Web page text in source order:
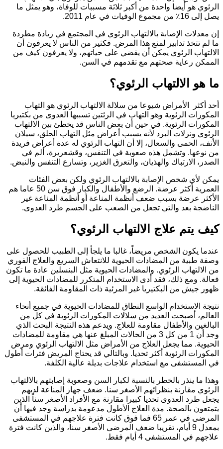
هو أيضا واحدة من أكبر ثلاثة مسببات للوفاة، وهو يمثل ما
إلى 16٪ من مجموع الوفيات في عام 2011.
معدلات الإصابة بالالتهاب الرئوي في المجتمع في زيادة مطردة
لم تتخذ تدابير لمنع هذا المرض. فكثير من الناس لا يعرفون أن
الرئوي يمكن أن يقضي على حياتهم، ولا يعرفون كيف من
رعاية صحتهم مع تقدمهم في السن.
هو الالتهاب الرئوي؟
أكثر الأمراض شيوعا من سلالة الالتهاب الرئوي هو التهاب
الرئوية وهو التهاب في الرئتين تسببها العدوى من بكتيريا
الرئوية. في حين أن بعض الناس قد يخطئ بين الالتهاب
ونزلات البرد لأنه يسبب أعراض مثل التهاب الحلق، سيلان
الحمى والسعال، إلا أن التهاب الرئوي له عدة أعراض فريدة
نوعها. وتشمل هذه صعوبة في التنفس، وقشعريرة، ألم في
الارتباك والهذيان، والتعرق الغزير، وتسارع التنفس والنبض.
لأي شخص الإصابة بالالتهاب الرئوي ولكن بعض الفئات
العمرية أكثر عرضة. الرضع والأطفال والكبار فوق سن 50 عاما هم
عرضة بسبب ضعف أنظمة المناعة أو أنظمة المناعة غير
بعد والتي تجعل من الصعب على الجسم طرد العدوى.
يتم علاج الالتهاب الرئوي؟
يكون الشخص مريضاً، غالبا ما يلجأ إلى الطبيب للحصول على
طبية من المضادات الحيوية للانتعاش السريع والعلاج الفوري
الالتهاب الرئوي. والمضادات الحيوية مثل البنسلين عادة ما تكون
ومع ذلك، فقد أدى الاستخدام المتكرر للمضادات الحيوية إلى
جيش من البكتيريا غير المرئية ذات المقاومة الفائقة.
الاستخدام الواسع النطاق للمضادات الحيوية في جميع أنحاء
أصبحت العديد من سلالات المكورات الرئوية في كل من
والأطفال مقاومة للعلاج. ويدعم هذه النتيجة البحث الذي
وجد أن 1 من كل 3 من الحالات المبلغ عنها هي مقاومة للمضادات
مما يجعل العلاج من الأمراض مثل الالتهاب الرئوي ومرض
الرئوية أكثر تحديا. وبالتالي قد يحتاج المريض فترات أطول
المستشفى مع استخدام علاجات بديلة عالية الكلفة.
ما ينذر بالخطر بالنسبة لكبار السن وصعوبة إصابتهم بالالتهاب
مقارنة بنظرائهم الأصغر سنا. ضعف جهاز المناعة لديهم
طرد العدوى تحديا كبيرا مقارنة مع الأفراد الأصغر سناً الذين
بالصحة. مدة العلاج الأطول مدعومة بدراسة وجد فيها أن
المرضى في عمر 65 فما فوق كانت فترة علاجهم في المستشفى
بمعدل 9 أيام، تقريبا ضعف المرضى الأصغر سنا، والذين كانت فترة
في المستشفى 4 أيام فقط.